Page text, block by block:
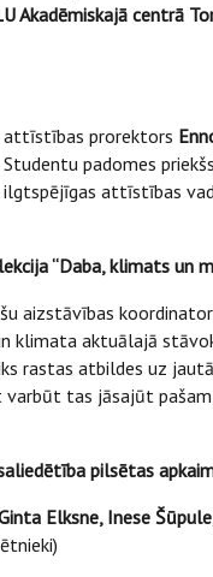
Akadēmiskajā centrā
prorektors
padomes
attīstības
“Daba, klimats un
aizstāvības
klimata aktuālajā
rastas atbildes uz
tas jāsajūt
saliedētība pilsētas
Elksne, Inese